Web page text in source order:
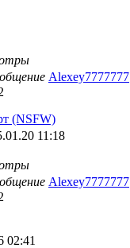
Alexey7777777
(NSFW)
11:18
Alexey7777777
02:41